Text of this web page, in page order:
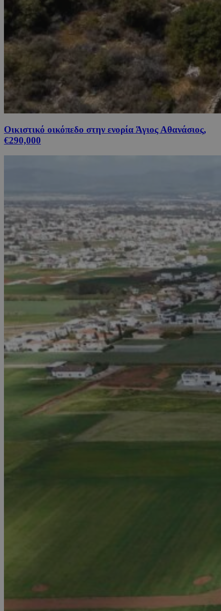
Οικιστικό οικόπεδο στην ενορία Άγιος Αθανάσιος,
€290,000